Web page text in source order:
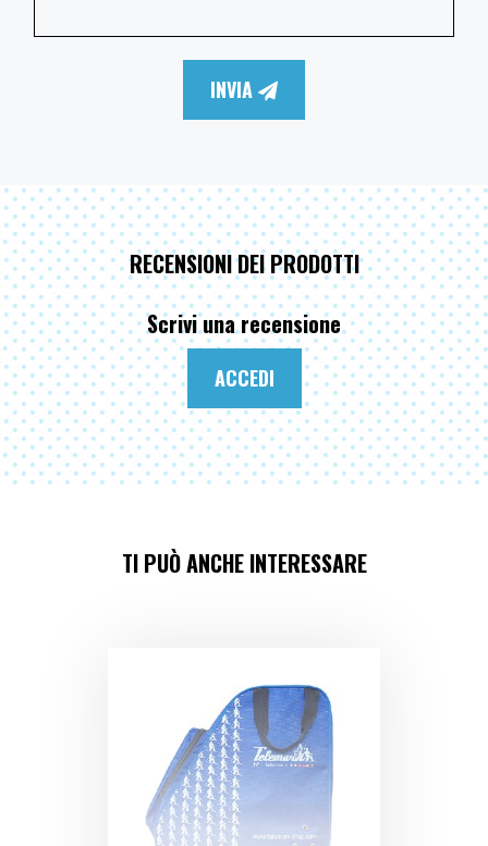
INVIA
RECENSIONI DEI PRODOTTI
Scrivi una recensione
ACCEDI
TI PUÒ ANCHE INTERESSARE